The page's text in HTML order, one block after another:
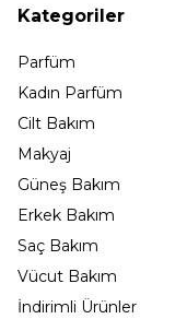
Kategoriler
Parfüm
Kadın Parfüm
Cilt Bakım
Makyaj
Güneş Bakım
Erkek Bakım
Saç Bakım
Vücut Bakım
İndirimli Ürünler